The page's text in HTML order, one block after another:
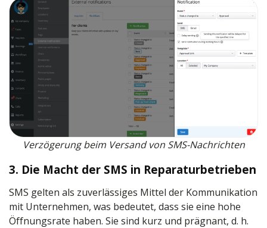
Verzögerung beim Versand von SMS-Nachrichten
3. Die Macht der SMS in Reparaturbetrieben
SMS gelten als zuverlässiges Mittel der Kommunikation
mit Unternehmen, was bedeutet, dass sie eine hohe
Öffnungsrate haben. Sie sind kurz und prägnant, d. h.